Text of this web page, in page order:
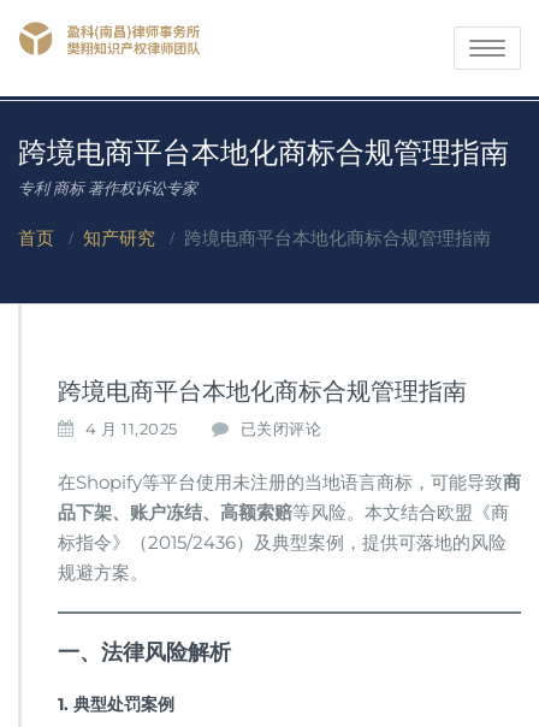
Toggle
跨境电商平台本地化商标合规管理指南​
专利 商标 著作权诉讼专家
首页 / 知产研究 / 跨境电商平台本地化商标合规管理指南​
跨境电商平台本地化商标合规管理指南​
4 月 11,2025
跨
电
商
平
台
化
已关闭评论
在Shopify等平台使用未注册的当地语言商标，可能导致​​商
品下架、账户冻结、高额索赔​​等风险。本文结合欧盟《商
标指令》（2015/2436）及典型案例，提供可落地的风险
规避方案。
​一、法律风险解析​
​1. 典型处罚案例​